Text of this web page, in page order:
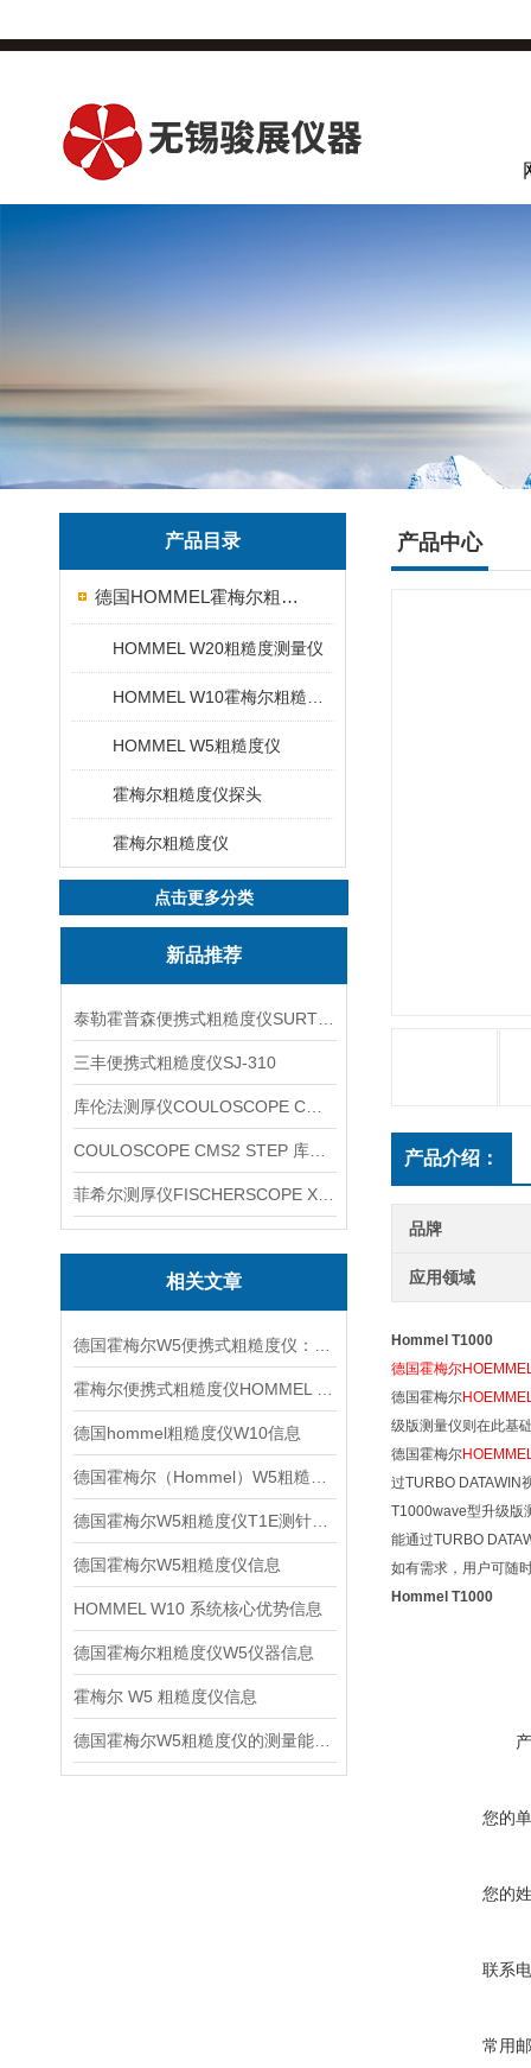
产品目录
德国HOMMEL霍梅尔粗糙度仪
HOMMEL W20粗糙度测量仪
HOMMEL W5粗糙度仪
霍梅尔粗糙度仪探头
霍梅尔粗糙度仪
点击更多分类
新品推荐
三丰便携式粗糙度仪SJ-310
相关文章
德国hommel粗糙度仪W10信息
德国霍梅尔W5粗糙度仪信息
HOMMEL W10 系统核心优势信息
德国霍梅尔粗糙度仪W5仪器信息
霍梅尔 W5 粗糙度仪信息
产品中心
产品介绍：
品牌
应用领域
Hommel T1000
德国霍梅尔
德国霍梅尔
级版测量仪则在此基
德国霍梅尔
过TURBO DATAWIN
T1000wave型升级版
能通过TURBO
如有需求，用户可随
Hommel T1000
您的
您的
联系
常用